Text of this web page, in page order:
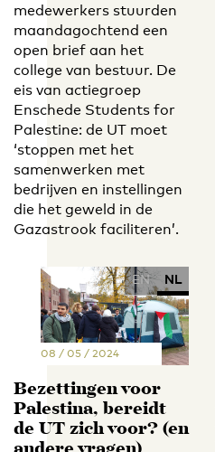
medewerkers stuurden
maandagochtend een
open brief aan het
college van bestuur. De
eis van actiegroep
Enschede Students for
Palestine: de UT moet
‘stoppen met het
samenwerken met
bedrijven en instellingen
die het geweld in de
Gazastrook faciliteren’.
EN NL
08 / 05 / 2024
Bezettingen voor
Palestina, bereidt
de UT zich voor? (en